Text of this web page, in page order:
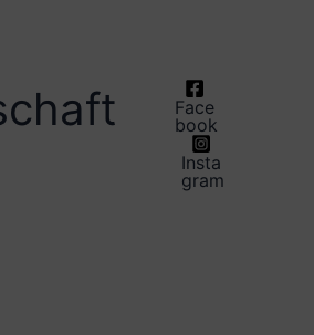
Face
book
Insta
gram